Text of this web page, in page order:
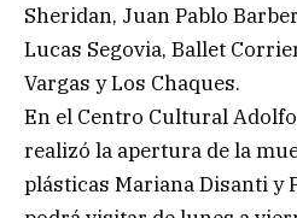
Sheridan, Juan Pablo
Lucas Segovia, Ballet
Vargas y Los Chaques.
En el Centro Cultural
realizó la apertura de la
plásticas Mariana Disanti y